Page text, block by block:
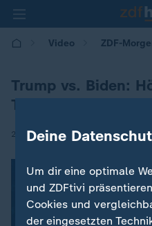
Video ZDF-
Trump vs. Biden:
TV-Duell
23.10.2020 | 05:30
Deine
Um dir eine optimale
und ZDFtivi
Cookies und
der eingesetzten